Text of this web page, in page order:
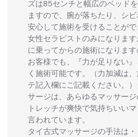
ズは85センチと幅広のベッド
ますので、腕が落ちたり、シ
安心して施術を受けることがで
女性セラピストのみになりま
に乗ってからの施術になりま
お客様でも、『力が足りない
く施術可能です。（力加減は
テ記入欄にご記載ください。
サージは、あらゆるマッサー
トレッチが爽快で気持ちいい
言われています。
タイ古式マッサージの手法は